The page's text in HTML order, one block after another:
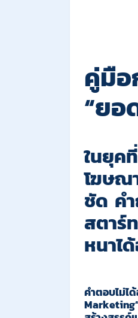
คู่มือ
“ยอ
ในยุค
โฆษณ
ชัด ค
สตาร์
หนาไ
คำตอบไม่ไ